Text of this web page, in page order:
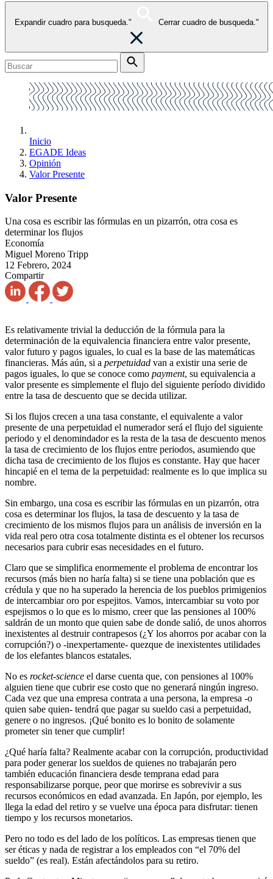
Expandir cuadro para busqueda." Cerrar cuadro de busqueda."
Inicio
EGADE Ideas
Opinión
Valor Presente
Valor Presente
Una cosa es escribir las fórmulas en un pizarrón, otra cosa es
determinar los flujos
Economía
Miguel Moreno Tripp
12 Febrero, 2024
Compartir
Es relativamente trivial la deducción de la fórmula para la
determinación de la equivalencia financiera entre valor presente,
valor futuro y pagos iguales, lo cual es la base de las matemáticas
financieras. Más aún, si a perpetuidad van a existir una serie de
pagos iguales, lo que se conoce como payment, su equivalencia a
valor presente es simplemente el flujo del siguiente período dividido
entre la tasa de descuento que se decida utilizar.
Si los flujos crecen a una tasa constante, el equivalente a valor
presente de una perpetuidad el numerador será el flujo del siguiente
periodo y el denomindador es la resta de la tasa de descuento menos
la tasa de crecimiento de los flujos entre periodos, asumiendo que
dicha tasa de crecimiento de los flujos es constante. Hay que hacer
hincapié en el tema de la perpetuidad: realmente es lo que implica su
nombre.
Sin embargo, una cosa es escribir las fórmulas en un pizarrón, otra
cosa es determinar los flujos, la tasa de descuento y la tasa de
crecimiento de los mismos flujos para un análisis de inversión en la
vida real pero otra cosa totalmente distinta es el obtener los recursos
necesarios para cubrir esas necesidades en el futuro.
Claro que se simplifica enormemente el problema de encontrar los
recursos (más bien no haría falta) si se tiene una población que es
crédula y que no ha superado la herencia de los pueblos primigenios
de intercambiar oro por espejitos. Vamos, intercambiar su voto por
espejismos o lo que es lo mismo, creer que las pensiones al 100%
saldrán de un monto que quien sabe de donde salió, de unos ahorros
inexistentes al destruir contrapesos (¿Y los ahorros por acabar con la
corrupción?) o -inexpertamente- quezque de inexistentes utilidades
de los elefantes blancos estatales.
No es rocket-science el darse cuenta que, con pensiones al 100%
alguien tiene que cubrir ese costo que no generará ningún ingreso.
Cada vez que una empresa contrata a una persona, la empresa -o
quien sabe quien- tendrá que pagar su sueldo casi a perpetuidad,
genere o no ingresos. ¡Qué bonito es lo bonito de solamente
prometer sin tener que cumplir!
¿Qué haría falta? Realmente acabar con la corrupción, productividad
para poder generar los sueldos de quienes no trabajarán pero
también educación financiera desde temprana edad para
responsabilizarse porque, peor que morirse es sobrevivir a sus
recursos económicos en edad avanzada. En Japón, por ejemplo, les
llega la edad del retiro y se vuelve una época para disfrutar: tienen
tiempo y los recursos monetarios.
Pero no todo es del lado de los políticos. Las empresas tienen que
ser éticas y nada de registrar a los empleados con “el 70% del
sueldo” (es real). Están afectándolos para su retiro.